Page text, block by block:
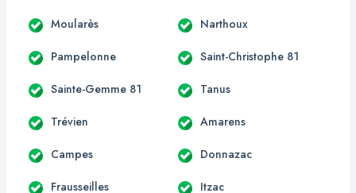
Moularès Narthoux
Pampelonne Saint-Christophe 81
Sainte-Gemme 81 Tanus
Trévien Amarens
Campes Donnazac
Frausseilles Itzac